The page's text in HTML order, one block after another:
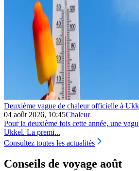
Deuxième vague de chaleur officielle à
04 août 2026, 10:45Chaleur
Pour la deuxième fois cette année, une
Ukkel. La premi...
Consultez toutes les actualités
Conseils de voyage août